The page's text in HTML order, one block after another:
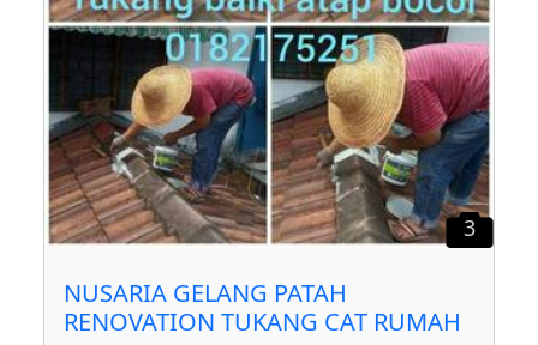
3
NUSARIA GELANG PATAH
RENOVATION TUKANG CAT RUMAH